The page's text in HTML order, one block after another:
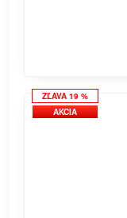
ZĽAVA 19 %
AKCIA